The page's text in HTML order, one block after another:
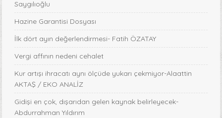
Saygılıoğlu
Hazine Garantisi Dosyası
İlk dört ayın değerlendirmesi- Fatih ÖZATAY
Vergi affının nedeni cehalet
Kur artışı ihracatı aynı ölçüde yukarı çekmiyor-Alaattin
AKTAŞ / EKO ANALİZ
Gidişi en çok, dışarıdan gelen kaynak belirleyecek-
Abdurrahman Yıldırım